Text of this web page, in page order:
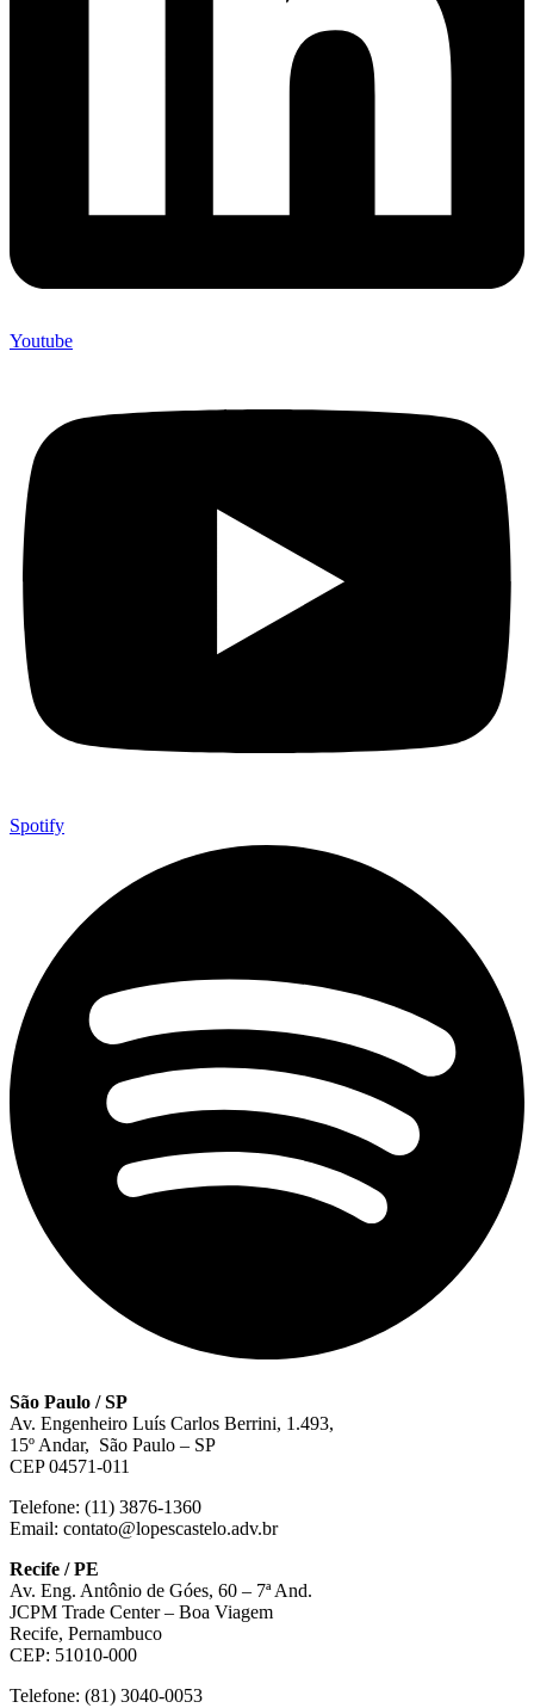
Youtube
Spotify
São Paulo / SP
Av. Engenheiro Luís Carlos Berrini, 1.493,
15º Andar, São Paulo – SP
CEP 04571-011
Telefone: (11) 3876-1360
Email: contato@lopescastelo.adv.br
Recife / PE
Av. Eng. Antônio de Góes, 60 – 7ª And.
JCPM Trade Center – Boa Viagem
Recife, Pernambuco
CEP: 51010-000
Telefone: (81) 3040-0053